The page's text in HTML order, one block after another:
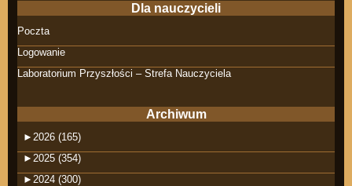
Dla nauczycieli
Poczta
Logowanie
Laboratorium Przyszłości – Strefa Nauczyciela
Archiwum
► 2026 (165)
► 2025 (354)
► 2024 (300)